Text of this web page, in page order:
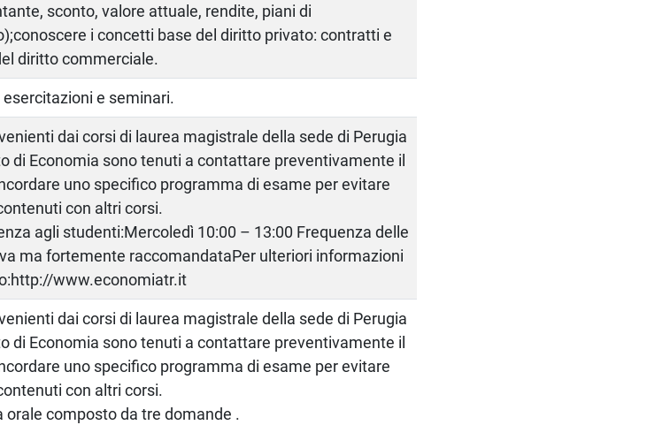
sconto, valore attuale, rendite, piani di
i concetti base del diritto privato: contratti e
diritto commerciale.
e seminari.
dai corsi di laurea magistrale della sede di Perugia
di Economia sono tenuti a contattare preventivamente il
uno specifico programma di esame per evitare
con altri corsi.
agli studenti:Mercoledì 10:00 – 13:00 Frequenza delle
ma fortemente raccomandataPer ulteriori informazioni
www.economiatr.it
dai corsi di laurea magistrale della sede di Perugia
di Economia sono tenuti a contattare preventivamente il
uno specifico programma di esame per evitare
con altri corsi.
orale composto da tre domande .